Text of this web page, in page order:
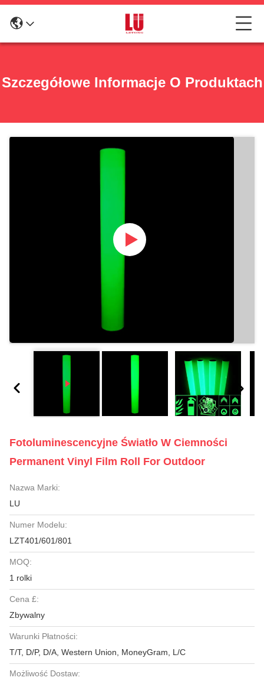
Szczegółowe Informacje O Produktach
Fotoluminescencyjne Światło W Ciemności
Permanent Vinyl Film Roll For Outdoor
Nazwa Marki:
LU
Numer Modelu:
LZT401/601/801
MOQ:
1 rolki
Cena £:
Zbywalny
Warunki Płatności:
T/T, D/P, D/A, Western Union, MoneyGram, L/C
Możliwość Dostaw: